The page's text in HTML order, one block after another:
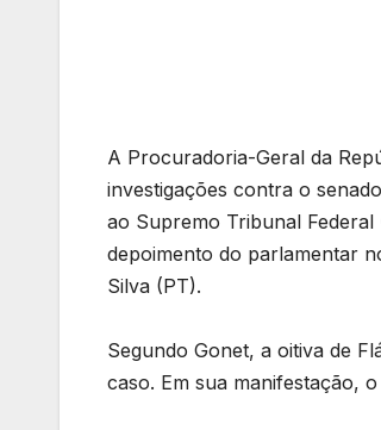
A Procuradoria-Geral da
investigações contra o
ao Supremo Tribunal
depoimento do parlamentar
Silva (PT).
Segundo Gonet, a oitiva de
caso. Em sua manifestação,